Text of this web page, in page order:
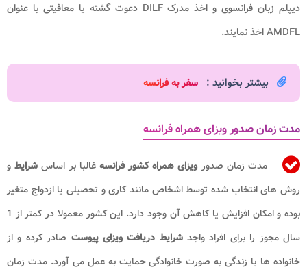
دیپلم زبان فرانسوی و اخذ مدرک DILF دعوت گشته یا معافیتی با عنوان
AMDFL اخذ نمایند.
بیشتر بخوانید : سفر به فرانسه
مدت زمان صدور ویزای همراه فرانسه
مدت زمان صدور ویزای همراه کشور فرانسه غالبا بر اساس شرایط و
روش های انتخاب شده توسط اشخاص مانند کاری و تحصیلی یا ازدواج متغیر
بوده و امکان افزایش یا کاهش آن وجود دارد. این کشور معمولا در کمتر از 1
سال مجوز را برای افراد واجدشرایط دریافت ویزای پیوست صادر کرده و از
خانواده ها یا زندگی به صورت خانوادگی حمایت به عمل می آورد. مدت زمان